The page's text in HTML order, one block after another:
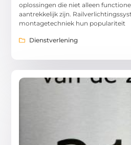
oplossingen die niet alleen
aantrekkelijk zijn.
montagetechniek hun populariteit
Dienstverlening